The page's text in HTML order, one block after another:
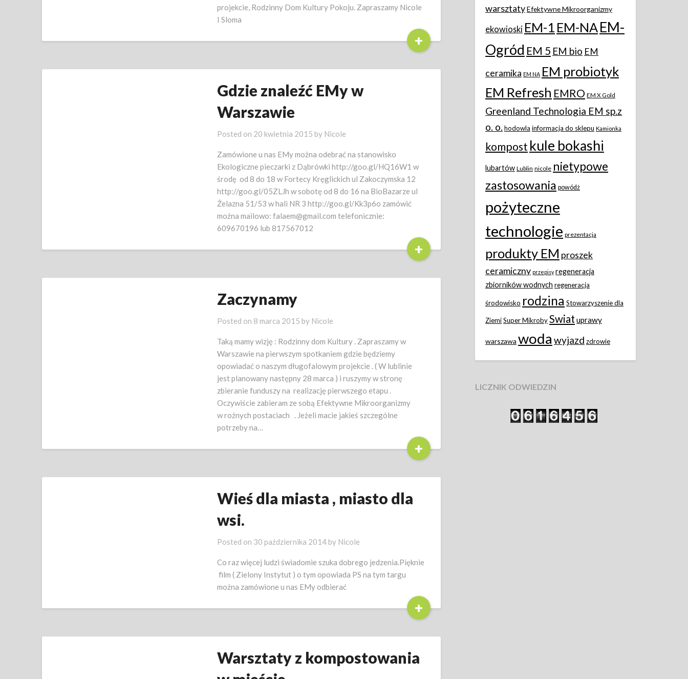
projekcie, Rodzinny Dom Kultury Pokoju. Zapraszamy Nicole
I Sloma
+
Gdzie znaleźć EMy w
Warszawie
Posted on 20 kwietnia 2015 by Nicole
Zamówione u nas EMy można odebrać na stanowisko
Ekologiczne pieczarki z Dąbrówki http://goo.gl/HQ16W1 w
środę od 8 do 18 w Fortecy Kręglickich ul Zakoczymska 12
http://goo.gl/05ZLJh w sobotę od 8 do 16 na BioBazarze ul
Żelazna 51/53 w hali NR 3 http://goo.gl/Kk3p6o zamówić
można mailowo: falaem@gmail.com telefonicznie:
609670196 lub 817567012
+
Zaczynamy
Posted on 8 marca 2015 by Nicole
Taką mamy wizję : Rodzinny dom Kultury . Zapraszamy w
Warszawie na pierwszym spotkaniem gdzie będziemy
opowiadać o naszym długofalowym projekcie . ( W lublinie
jest planowany następny 28 marca ) i ruszymy w stronę
zbieranie funduszy na realizację pierwszego etapu .
Oczywiście zabieram ze sobą Efektywne Mikroorganizmy
w rożnych postaciach . Jeżeli macie jakieś szczególne
potrzeby na…
+
Wieś dla miasta , miasto dla
wsi.
Posted on 30 października 2014by Nicole
Co raz więcej ludzi świadomie szuka dobrego jedzenia.Pięknie
film ( Zielony Instytut ) o tym opowiada PS na tym targu
można zamówione u nas EMy odbierać
+
Warsztaty z kompostowania
warsztatyEfektywne Mikroorganizmy
ekowioski EM-1 EM-NAEM-
Ogród EM 5 EM bio EM
ceramika EM NA EM probiotyk
EM Refresh EMRO EM X Gold
Greenland Technologia EM sp.z
o. o.hodowla informacja do sklepu Kamionka
kompost kule bokashi
lubartów Lublin nicole nietypowe
zastosowania powódż
pożyteczne
technologie prezentacja
produkty EM proszek
ceramiczny przepisy regeneracja
zbiorników wodnych regeneracja
środowisko rodzina Stowarzyszenie dla
ZiemiSuper MikrobySwiat uprawy
warszawa woda wyjazd zdrowie
LICZNIK ODWIEDZIN